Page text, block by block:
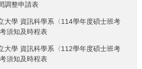
調整申請表
大學 資訊科學系〈114學年度碩士班考
須知及時程表
大學 資訊科學系〈112學年度碩士班考
須知及時程表